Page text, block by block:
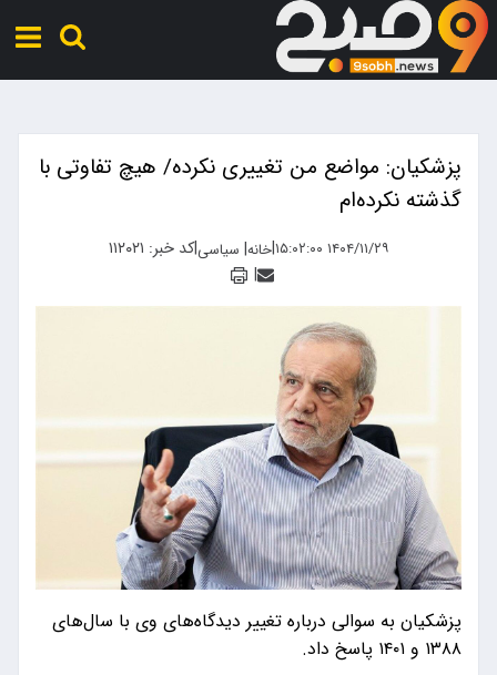
پزشکیان: مواضع من تغییری نکرده/ هیچ تفاوتی با
گذشته نکرده‌ام
۱۴۰۴/۱۱/۲۹ ۱۵:۰۲:۰۰ |خانه| سیاسی|کد خبر: ۱۱۲۰۲۱
|
پزشکیان به سوالی درباره تغییر دیدگاه‌های وی با سال‌های
۱۳۸۸ و ۱۴۰۱ پاسخ داد.